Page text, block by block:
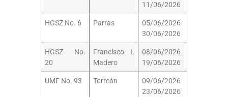
11/06/2026
HGSZ No. 6 Parras
05/06/2026
30/06/2026
HGSZ No.
20
Francisco I.
Madero
08/06/2026
19/06/2026
UMF No. 93 Torreón
09/06/2026
23/06/2026